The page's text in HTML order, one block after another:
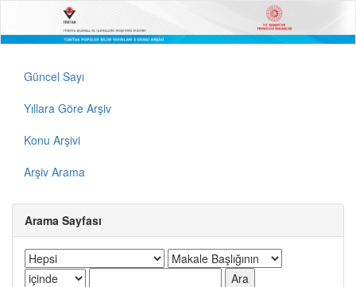
Güncel Sayı
Yıllara Göre Arşiv
Konu Arşivi
Arşiv Arama
Arama Sayfası